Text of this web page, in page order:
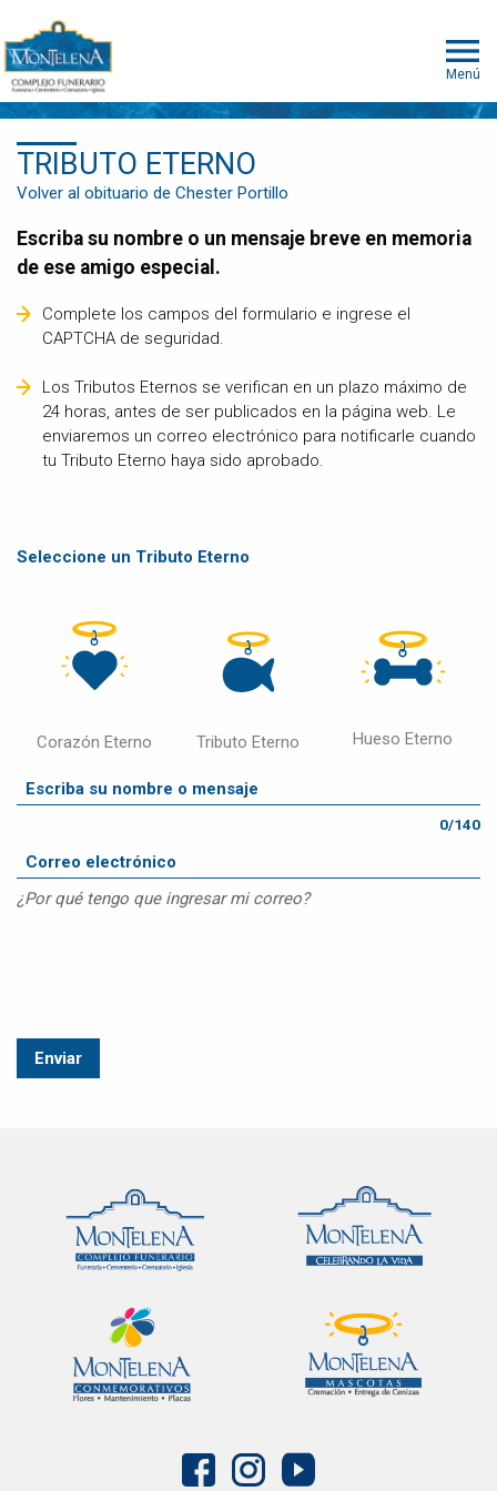
Menú
TRIBUTO ETERNO
Volver al obituario de Chester Portillo
Escriba su nombre o un mensaje breve en memoria
de ese amigo especial.
Complete los campos del formulario e ingrese el
CAPTCHA de seguridad.
Los Tributos Eternos se verifican en un plazo máximo de
24 horas, antes de ser publicados en la página web. Le
enviaremos un correo electrónico para notificarle cuando
tu Tributo Eterno haya sido aprobado.
Seleccione un Tributo Eterno
Corazón Eterno Tributo Eterno Hueso Eterno
0/140
¿Por qué tengo que ingresar mi correo?